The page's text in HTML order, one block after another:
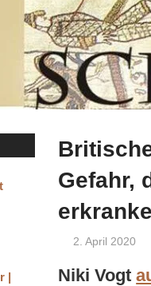
Gefahr,
2. April 2020
Niki Vogt
|